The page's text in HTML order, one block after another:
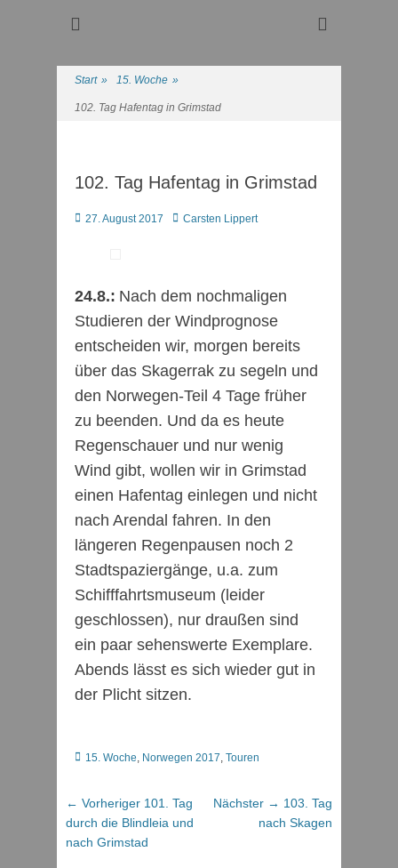
Wassersport-Verein
Regattasport und Wasserwandern - Freizeit mit der ganzen
Start » 15. Woche »
102. Tag Hafentag in Grimstad
102. Tag Hafentag in Grimstad
Posted
27. August 2017 AutorCarsten Lippert
24.8.: Nach dem nochmaligen
Studieren der Windprognose
entscheiden wir, morgen bereits
über das Skagerrak zu segeln und
den Norwegen-Teil 4 Tage früher
zu beenden. Und da es heute
Regenschauer und nur wenig
Wind gibt, wollen wir in Grimstad
einen Hafentag einlegen und nicht
nach Arendal fahren. In den
längeren Regenpausen noch 2
Stadtspaziergänge, u.a. zum
Schifffahrtsmuseum (leider
geschlossen), nur draußen sind
ein paar sehenswerte Exemplare.
Abends lässt es sich wieder gut in
der Plicht sitzen.
Kategorien
15. Woche, Norwegen 2017, Touren
Beitragsnavigation
← Vorheriger Vorheriger
Beitrag:
101. Tag
durch die Blindleia und
nach Grimstad
Nächster → Nächster
Beitrag:
103. Tag
nach Skagen